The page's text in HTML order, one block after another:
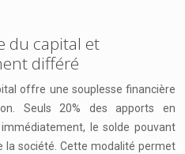
du capital et
différé
offre une souplesse financière
Seuls 20% des apports en
le solde pouvant
la société. Cette modalité permet